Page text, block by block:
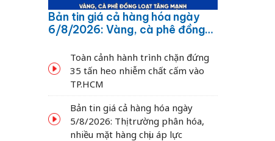
Bản tin giá cả hàng hóa ngày
6/8/2026: Vàng, cà phê đồng
Toàn cảnh hành trình chặn đứng
35 tấn heo nhiễm chất cấm vào
TP.HCM
Bản tin giá cả hàng hóa ngày
5/8/2026: Thị trường phân hóa,
nhiều mặt hàng chịu áp lực